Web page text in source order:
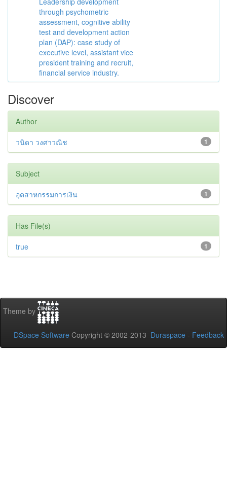
through psychometric
assessment, cognitive ability
test and development action
plan (DAP): case study of
executive level, assistant vice
president training and recruit,
financial service industry.
Discover
Author
1
วนิดา วงศาวณิช
Subject
1
อุตสาหกรรมการเงิน
Has File(s)
1
true
Theme by
DSpace Software Copyright © 2002-2013 Duraspace - Feedback